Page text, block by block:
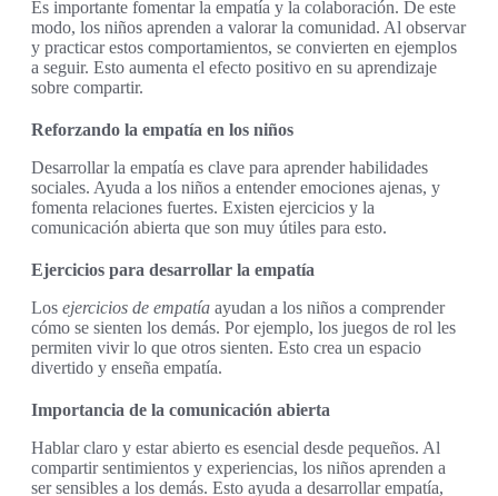
Es importante fomentar la empatía y la colaboración. De este
modo, los niños aprenden a valorar la comunidad. Al observar
y practicar estos comportamientos, se convierten en ejemplos
a seguir. Esto aumenta el efecto positivo en su aprendizaje
sobre compartir.
Reforzando la empatía en los niños
Desarrollar la empatía es clave para aprender habilidades
sociales. Ayuda a los niños a entender emociones ajenas, y
fomenta relaciones fuertes. Existen ejercicios y la
comunicación abierta que son muy útiles para esto.
Ejercicios para desarrollar la empatía
Los ejercicios de empatía ayudan a los niños a comprender
cómo se sienten los demás. Por ejemplo, los juegos de rol les
permiten vivir lo que otros sienten. Esto crea un espacio
divertido y enseña empatía.
Importancia de la comunicación abierta
Hablar claro y estar abierto es esencial desde pequeños. Al
compartir sentimientos y experiencias, los niños aprenden a
ser sensibles a los demás. Esto ayuda a desarrollar empatía,